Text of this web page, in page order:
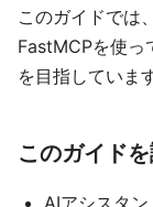
このガイドでは
FastMCPを使っ
を目指しています
このガイド
AIアシスタ